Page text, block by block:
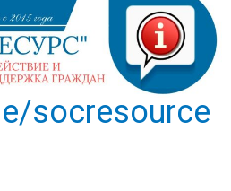
socresource